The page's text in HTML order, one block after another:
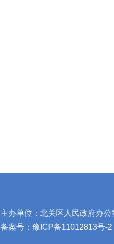
主办单位：北关区人民政府办
备案号： 豫ICP备11012813号-2